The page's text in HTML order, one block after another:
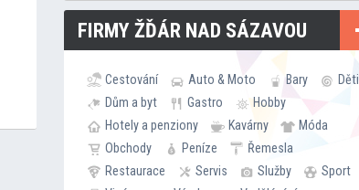
FIRMY ŽĎÁR NAD SÁZAVOU
Cestování Auto & Moto Bary
Děti
Dům a byt
Gastro
Hobby
Hotely a penziony
Kavárny
Móda
Obchody
Peníze
Řemesla
Restaurace
Servis Služby
Sport